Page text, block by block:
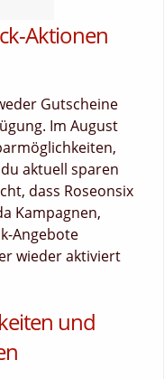
Aktionen
Gutscheine
Im August
aktuell sparen
dass Roseonsix
Kampagnen,
Angebote
wieder aktiviert
und